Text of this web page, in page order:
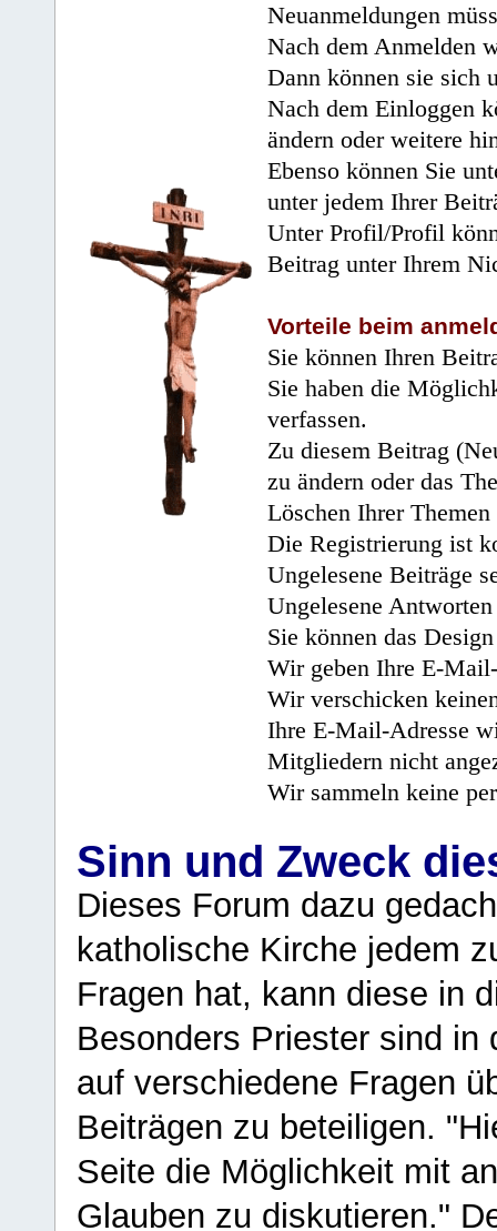
Neuanmeldungen
Nach dem Anmelden
Dann können sie sich
Nach dem Einloggen
ändern oder weitere
Ebenso können Sie
unter jedem Ihrer
Unter Profil/Profil
Beitrag unter Ihrem
Vorteile beim
Sie können Ihren
Sie haben die
verfassen.
Zu diesem Beitrag
zu ändern oder das
Löschen Ihrer
Die Registrierung ist
Ungelesene Beiträge
Ungelesene
Sie können das
Wir geben Ihre E-
Wir verschicken
Ihre E-Mail-Adresse
Mitgliedern nicht
Wir sammeln keine
Sinn und Zweck
Dieses Forum dazu
katholische Kirche jedem
Fragen hat, kann diese in
Besonders Priester sind in
auf verschiedene Fragen
Beiträgen zu beteiligen.
Seite die Möglichkeit mit
Glauben zu diskutieren."